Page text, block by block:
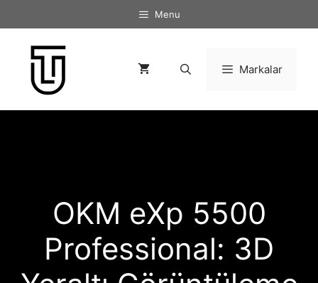
atla
Menu
Markalar
OKM eXp 5500
Professional: 3D